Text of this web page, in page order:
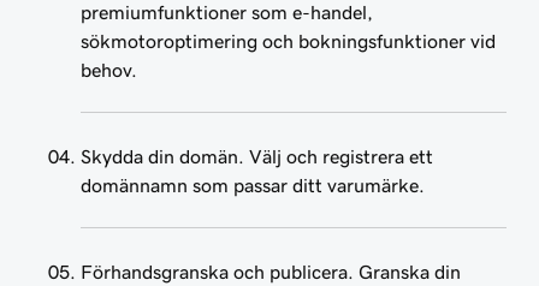
premiumfunktioner som e-handel,
sökmotoroptimering och bokningsfunktioner vid
behov.
Skydda din domän. Välj och registrera ett
domännamn som passar ditt varumärke.
Förhandsgranska och publicera. Granska din